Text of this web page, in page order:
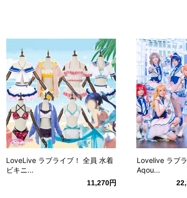
LoveLive ラブライブ！ 全員 水着
ビキニ...
11,270円
Lovelive ラブ
Aqou...